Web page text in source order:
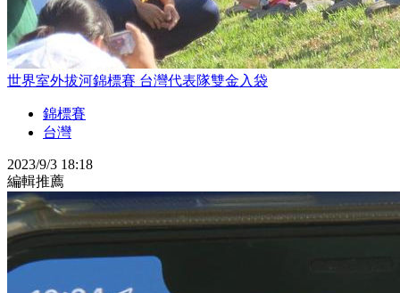
世界室外拔河錦標賽 台灣代表隊雙金入袋
錦標賽
台灣
2023/9/3 18:18
編輯推薦